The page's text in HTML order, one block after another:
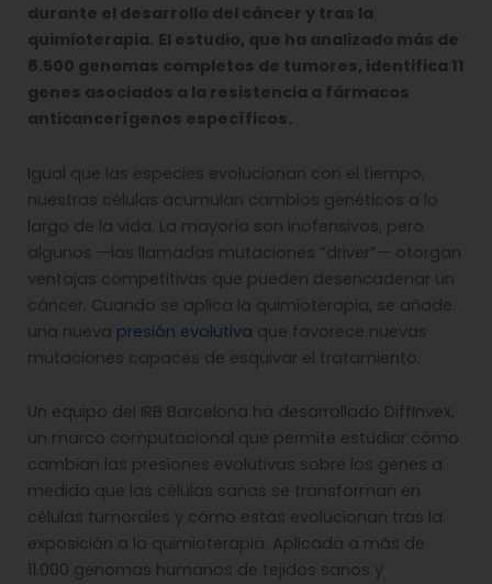
durante el desarrollo del cáncer y tras la
quimioterapia. El estudio, que ha analizado más de
8.500 genomas completos de tumores, identifica 11
genes asociados a la resistencia a fármacos
anticancerígenos específicos.
Igual que las especies evolucionan con el tiempo,
nuestras células acumulan cambios genéticos a lo
largo de la vida. La mayoría son inofensivos, pero
algunos —las llamadas mutaciones “driver”— otorgan
ventajas competitivas que pueden desencadenar un
cáncer. Cuando se aplica la quimioterapia, se añade
una nueva presión evolutiva que favorece nuevas
mutaciones capaces de esquivar el tratamiento.
Un equipo del IRB Barcelona ha desarrollado DiffInvex,
un marco computacional que permite estudiar cómo
cambian las presiones evolutivas sobre los genes a
medida que las células sanas se transforman en
células tumorales y cómo estas evolucionan tras la
exposición a la quimioterapia. Aplicada a más de
11.000 genomas humanos de tejidos sanos y